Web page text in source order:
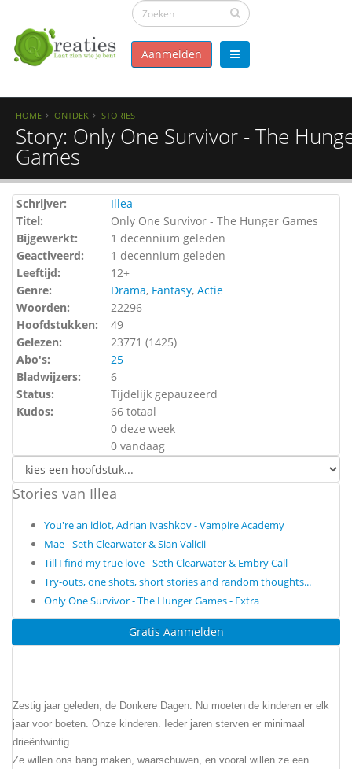
Aanmelden
HOME ONTDEK STORIES
Story: Only One Survivor - The
Games
Schrijver:
Illea
Titel:
Only One Survivor - The Hunger Games
Bijgewerkt:
1 decennium geleden
Geactiveerd:
1 decennium geleden
Leeftijd:
12+
Genre:
Drama, Fantasy, Actie
Woorden:
22296
Hoofdstukken:
49
Gelezen:
23771 (1425)
Abo's:
25
Bladwijzers:
6
Status:
Tijdelijk gepauzeerd
Kudos:
66 totaal
0 deze week
0 vandaag
Stories van Illea
You're an idiot, Adrian Ivashkov - Vampire Academy
Mae - Seth Clearwater & Sian Valicii
Till I find my true love - Seth Clearwater & Embry Call
Try-outs, one shots, short stories and random thoughts...
Only One Survivor - The Hunger Games - Extra
Gratis Aanmelden
Zestig jaar geleden, de Donkere Dagen. Nu moeten de kinderen er elk
jaar voor boeten. Onze kinderen. Ieder jaren sterven er minimaal
drieëntwintig.
Ze willen ons bang maken, waarschuwen, en vooral willen ze een